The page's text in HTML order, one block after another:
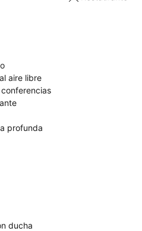
aire libre
profunda
ducha